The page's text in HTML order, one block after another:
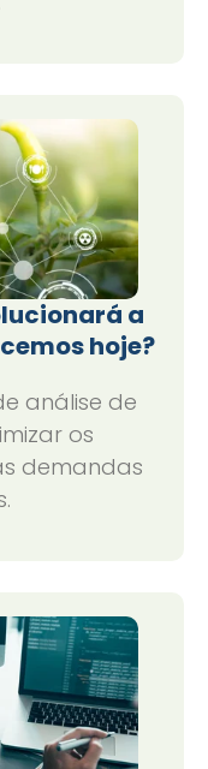
a
hoje?
análise de
os
demandas